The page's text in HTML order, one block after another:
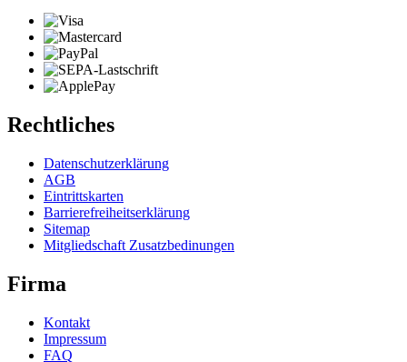
Rechtliches
Datenschutzerklärung
AGB
Eintrittskarten
Barrierefreiheitserklärung
Sitemap
Mitgliedschaft Zusatzbedinungen
Firma
Kontakt
Impressum
FAQ